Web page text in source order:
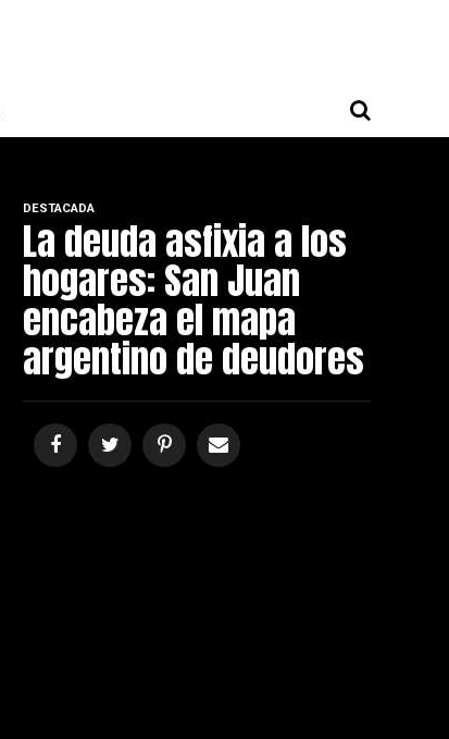
DESTACADA
La deuda asfixia a los
hogares: San Juan
encabeza el mapa
argentino de deudores